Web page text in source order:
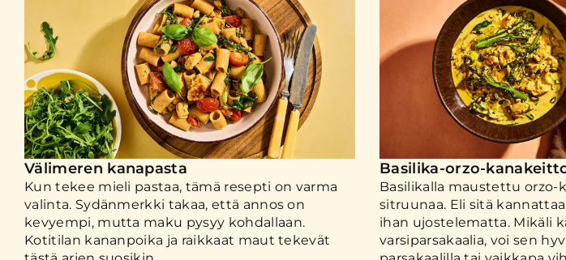
Välimeren kanapasta
Kun tekee mieli pastaa, tämä resepti on varma
valinta. Sydänmerkki takaa, että annos on
kevyempi, mutta maku pysyy kohdallaan.
Kotitilan kananpoika ja raikkaat maut tekevät
Basilika-orzo-
Basilikalla maustettu orzo-
sitruunaa. Eli sitä
ihan ujostelematta. Mikäli
varsiparsakaalia, voi sen